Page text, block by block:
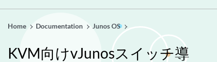
Home Documentation Junos OS
KVM向けvJunosスイッチ導